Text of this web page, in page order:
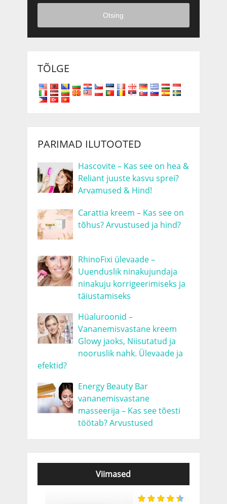
Otsing
TÕLGE
PARIMAD ILUTOOTED
Hascovite – Kas see on hea &
Reliant juuste kasvu sprei?
Arvamused & Hind!
Carattia kreem – Kas see on
tõhus? Arvustused ja hind?
RhinoFixi ülevaade –
Uuenduslik ninakujundaja
ninakuju korrigeerimiseks ja
täiustamiseks
Hüaluroonid –
Vananemisvastane kreem
Glowy jaoks, Niisutatud ja
nooruslik nahk. Ülevaade ja
efektid?
Energy Beauty Bar
vananemisvastane
masseerija – Kas see tõesti
töötab? Arvustused
Viimased